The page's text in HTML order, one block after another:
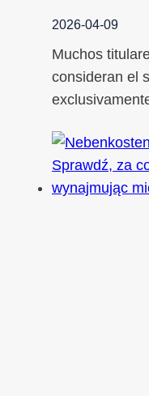
2026-04-09
Muchos
consideran el